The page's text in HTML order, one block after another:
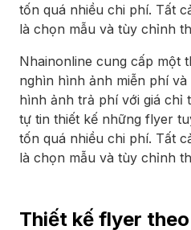
tốn quá nhiều chi phí. Tất
là chọn mẫu và tùy chỉnh
Nhainonline cung cấp một
nghìn hình ảnh miễn phí
hình ảnh trả phí với giá chỉ
tự tin thiết kế những flyer
tốn quá nhiều chi phí. Tất
là chọn mẫu và tùy chỉnh
Thiết kế flyer